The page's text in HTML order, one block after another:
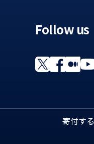
Follow us
寄付する